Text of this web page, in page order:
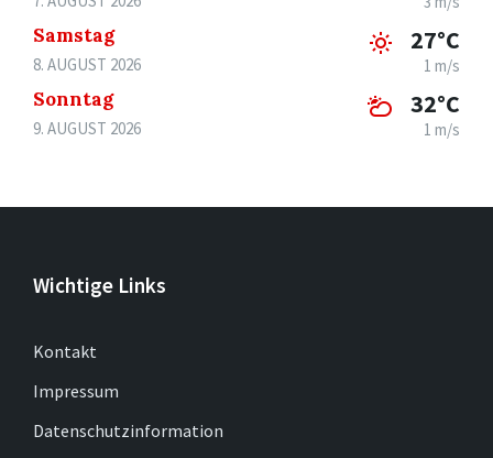
Samstag
8. AUGUST 2026
27°C
1 m/s
Sonntag
9. AUGUST 2026
32°C
1 m/s
Wichtige Links
Kontakt
Impressum
Datenschutzinformation